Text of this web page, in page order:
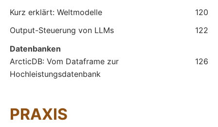
Kurz erklärt: Weltmodelle
120
Output-Steuerung von LLMs
122
Datenbanken
ArcticDB: Vom Dataframe zur
Hochleistungsdatenbank
126
PRAXIS